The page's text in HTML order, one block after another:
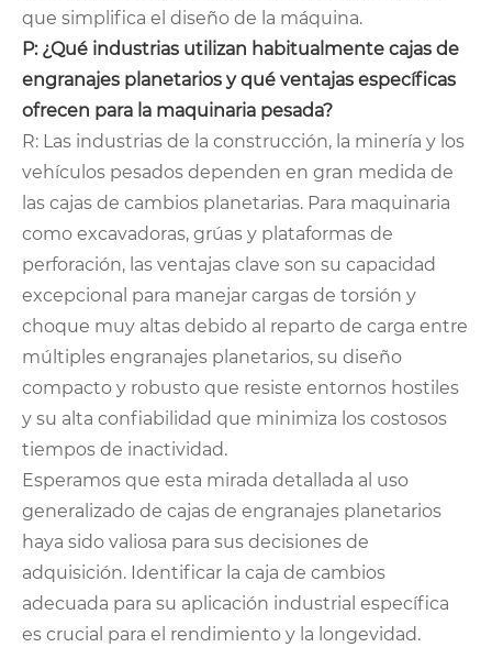
que simplifica el diseño de la máquina.
P: ¿Qué industrias utilizan habitualmente cajas de
engranajes planetarios y qué ventajas específicas
ofrecen para la maquinaria pesada?
R: Las industrias de la construcción, la minería y los
vehículos pesados ​​dependen en gran medida de
las cajas de cambios planetarias. Para maquinaria
como excavadoras, grúas y plataformas de
perforación, las ventajas clave son su capacidad
excepcional para manejar cargas de torsión y
choque muy altas debido al reparto de carga entre
múltiples engranajes planetarios, su diseño
compacto y robusto que resiste entornos hostiles
y su alta confiabilidad que minimiza los costosos
tiempos de inactividad.
Esperamos que esta mirada detallada al uso
generalizado de cajas de engranajes planetarios
haya sido valiosa para sus decisiones de
adquisición. Identificar la caja de cambios
adecuada para su aplicación industrial específica
es crucial para el rendimiento y la longevidad.